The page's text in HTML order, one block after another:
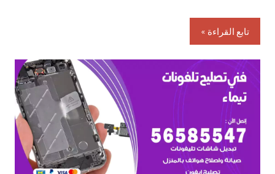
تابع القراءة